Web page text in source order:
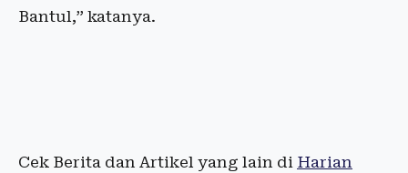
Bantul,” katanya.
Cek Berita dan Artikel yang lain di Harian